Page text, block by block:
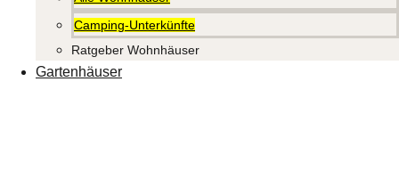
Camping-Unterkünfte
Ratgeber Wohnhäuser
Gartenhäuser